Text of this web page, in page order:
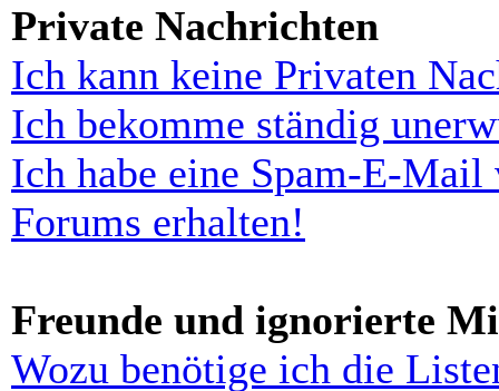
Private Nachrichten
Ich kann keine Privaten
Ich bekomme ständig
Ich habe eine Spam-E-
Forums erhalten!
Freunde und ignorierte
Wozu benötige ich die